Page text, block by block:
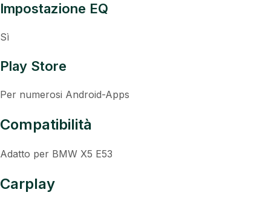
Impostazione EQ
Sì
Play Store
Per numerosi Android-Apps
Compatibilità
Adatto per BMW X5 E53
Carplay